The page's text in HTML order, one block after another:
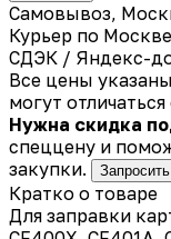
Самовывоз,
Курьер по
СДЭК / Яндекс-
Все цены
могут
Нужна скидка
спеццену и
закупки.
Кратко о товаре
Для заправки